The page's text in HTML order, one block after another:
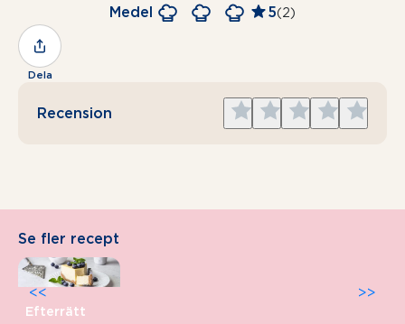
Medel 5(2)
Dela
Recension
Give
5
Give
4
Give
3
Give
2
Give
1
Se fler recept
Efterrätt
>>
<<